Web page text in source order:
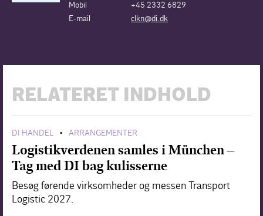
Mobil
+45 2332 6829
E-mail
clkn@di.dk
RELATERET INDHOLD
DI HANDEL • ARRANGEMENTER
Logistikverdenen samles i München –
Tag med DI bag kulisserne
Besøg førende virksomheder og messen Transport
Logistic 2027.